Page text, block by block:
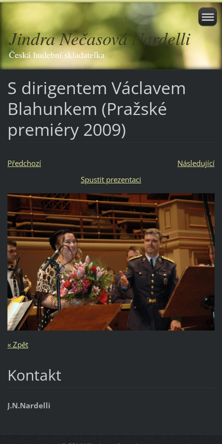
Jindra Nečasová Nardelli
Česká hudební skladatelka
S dirigentem Václavem
Blahunkem (Pražské
premiéry 2009)
Předchozí
Následující
Spustit prezentaci
« Zpět
Kontakt
J.N.Nardelli